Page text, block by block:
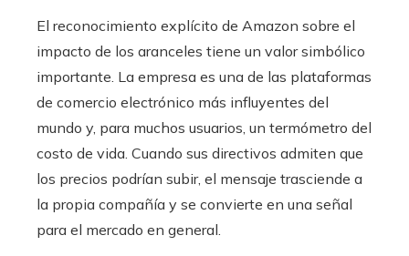
El reconocimiento explícito de Amazon sobre el
impacto de los aranceles tiene un valor simbólico
importante. La empresa es una de las plataformas
de comercio electrónico más influyentes del
mundo y, para muchos usuarios, un termómetro del
costo de vida. Cuando sus directivos admiten que
los precios podrían subir, el mensaje trasciende a
la propia compañía y se convierte en una señal
para el mercado en general.